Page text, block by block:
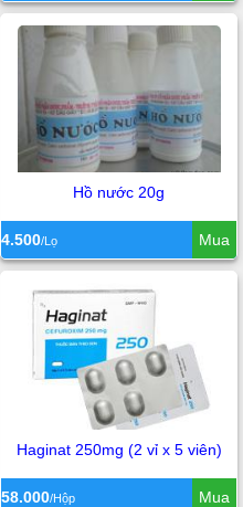
Hồ nước 20g
4.500/Lọ Mua
Haginat 250mg (2 vỉ x 5 viên)
58.000/Hộp Mua